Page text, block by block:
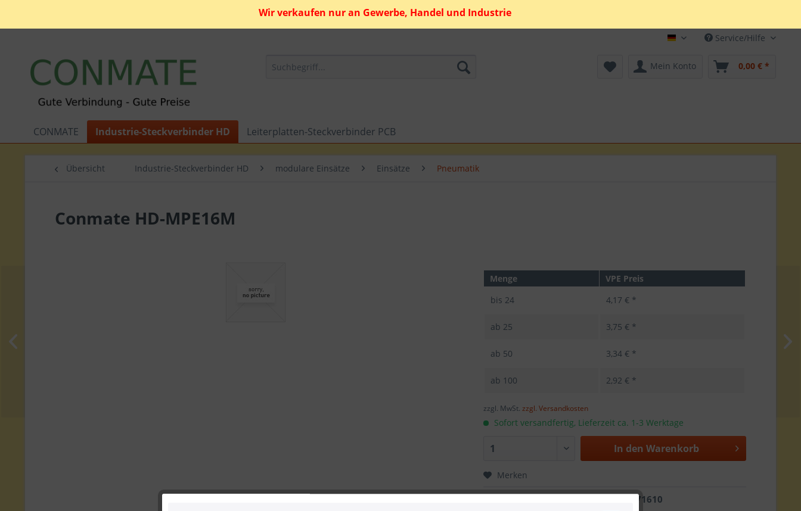
Wir verkaufen nur an Gewerbe, Handel und Industrie
Deutsch Service/Hilfe
Mein Konto 0,00 € *
CONMATE Industrie-Steckverbinder HD Leiterplatten-Steckverbinder PCB
Übersicht Industrie-Steckverbinder HD modulare Einsätze Einsätze Pneumatik
Conmate HD-MPE16M
Menge
VPE Preis
bis 24 4,17 € *
ab 25 3,75 € *
ab 50 3,34 € *
ab 100 2,92 € *
zzgl. MwSt.zzgl. Versandkosten
Sofort versandfertig, Lieferzeit ca. 1-3 Werktage
In den Warenkorb
Merken
2022771610